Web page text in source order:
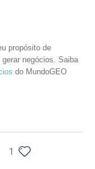
propósito de
negócios. Saiba
do MundoGEO
1